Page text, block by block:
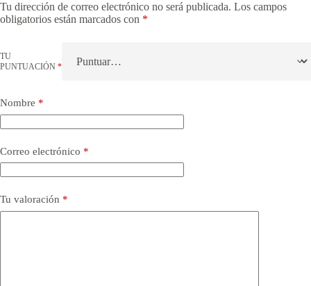
Tu dirección de correo electrónico no será publicada. Los campos
obligatorios están marcados con *
TU
PUNTUACIÓN *
Nombre *
Correo electrónico *
Tu valoración *